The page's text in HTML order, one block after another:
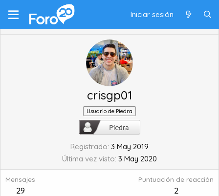
Iniciar sesión
crisgp01
Usuario de Piedra
Registrado 3 May 2019
Última vez visto 3 May 2020
Mensajes
29
Puntuación de reacción
2